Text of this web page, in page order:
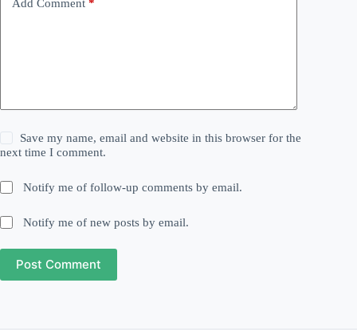
Add Comment *
Save my name, email and website in this browser for the
next time I comment.
Notify me of follow-up comments by email.
Notify me of new posts by email.
Post Comment